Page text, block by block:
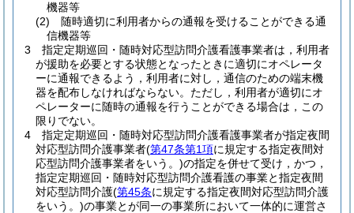
機器等
(2)
随時適切に利用者からの通報を受けることができる通
信機器等
3
指定定期巡回・随時対応型訪問介護看護事業者は，利用者
が援助を必要とする状態となったときに適切にオペレータ
ーに通報できるよう，利用者に対し，通信のための端末機
器を配布しなければならない。 ただし，利用者が適切にオ
ペレーターに随時の通報を行うことができる場合は，この
限りでない。
4
指定定期巡回・随時対応型訪問介護看護事業者が指定夜間
対応型訪問介護事業者(第47条第1項に規定する指定夜間対
応型訪問介護事業者をいう。)の指定を併せて受け，かつ，
指定定期巡回・随時対応型訪問介護看護の事業と指定夜間
対応型訪問介護(第45条に規定する指定夜間対応型訪問介護
をいう。)の事業とが同一の事業所において一体的に運営さ